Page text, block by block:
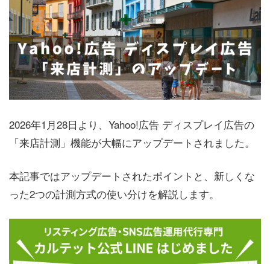
2026年1月28日より、Yahoo!広告 ディスプレイ広告の
「来店計測」機能が大幅にアップデートされました。
本記事ではアップデートされたポイントと、新しくな
った2つの計測方式の使い分けを解説します。